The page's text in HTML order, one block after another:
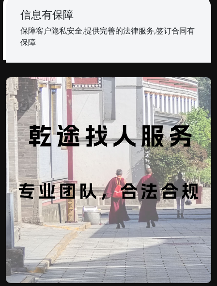
信息有保障
保障客户隐私安全,提供完善的法律服务,签订合同有
保障